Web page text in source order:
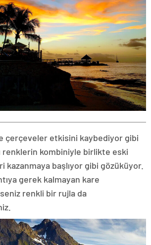
çerçeveler etkisini kaybediyor gibi
renklerin kombiniyle birlikte eski
kazanmaya başlıyor gibi gözüküyor.
gerek kalmayan kare
renkli bir rujla da